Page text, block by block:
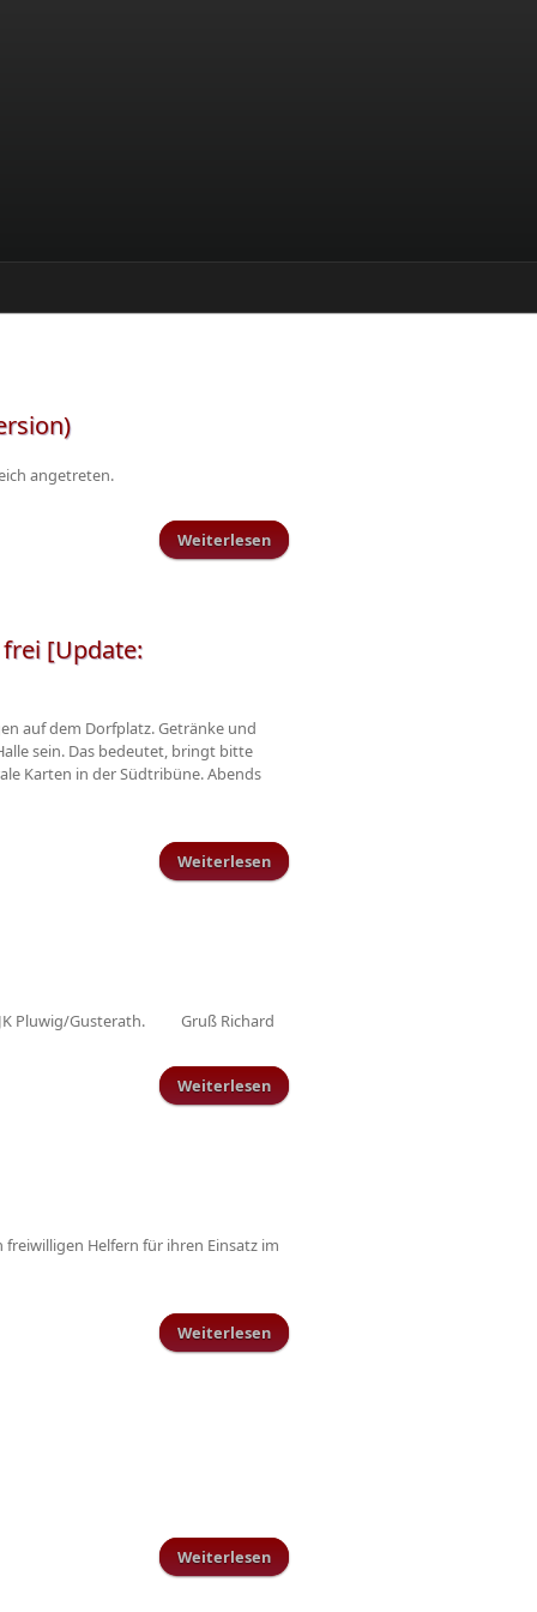
angetreten.
Weiterlesen
frei [Update:
auf dem Dorfplatz. Getränke und
sein. Das bedeutet, bringt bitte
Karten in der Südtribüne. Abends
Weiterlesen
sind ca. 50 Plätze zu vergeben und
Pluwig/Gusterath. Gruß Richard
Weiterlesen über Vorbereitungsplan Damen
freiwilligen Helfern für ihren Einsatz im
Weiterlesen
Weiterlesen über Vorbereitungsplan Senioren